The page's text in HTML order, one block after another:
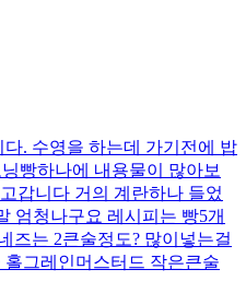
. 수영을 하는데 가기전에 밥
빵하나에 내용물이 많아보
갑니다 거의 계란하나 들었
엄청나구요 레시피는 빵5개
즈는 2큰술정도? 많이넣는걸
그레인머스터드 작은큰술